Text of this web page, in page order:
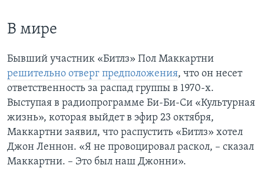
В мире
Бывший участник «Битлз» Пол Маккартни
решительно отверг предположения, что он несет
ответственность за распад группы в 1970-х.
Выступая в радиопрограмме Би-Би-Си «Культурная
жизнь», которая выйдет в эфир 23 октября,
Маккартни заявил, что распустить «Битлз» хотел
Джон Леннон. «Я не провоцировал раскол, – сказал
Маккартни. – Это был наш Джонни».